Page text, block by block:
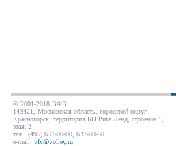
© 2001-2018 ВФВ
143421, Московская область, городской округ
Красногорск, территория БЦ Рига Ленд, строение 1,
этаж 2
тел.: (495) 637-00-00, 637-08-50
e-mail: vfv@volley.ru